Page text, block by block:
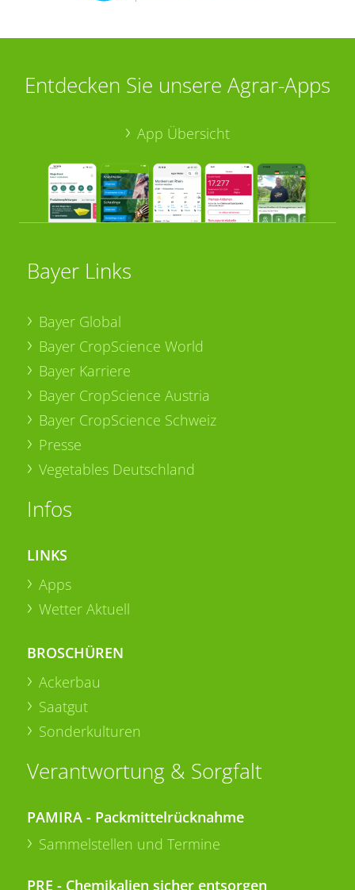
Entdecken Sie unsere Agrar-Apps
App Übersicht
Bayer Links
Bayer Global
Bayer CropScience World
Bayer Karriere
Bayer CropScience Austria
Bayer CropScience Schweiz
Presse
Vegetables Deutschland
Infos
LINKS
Apps
Wetter Aktuell
BROSCHÜREN
Ackerbau
Saatgut
Sonderkulturen
Verantwortung & Sorgfalt
PAMIRA - Packmittelrücknahme
Sammelstellen und Termine
PRE - Chemikalien sicher entsorgen